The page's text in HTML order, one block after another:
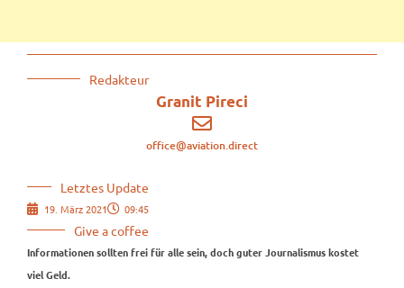
Redakteur
Granit Pireci
office@aviation.direct
Letztes Update
19. März 2021 09:45
Give a coffee
Informationen sollten frei für alle sein, doch guter Journalismus kostet
viel Geld.